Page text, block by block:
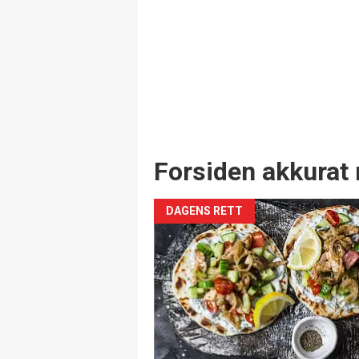
Forsiden akkurat
DAGENS RETT